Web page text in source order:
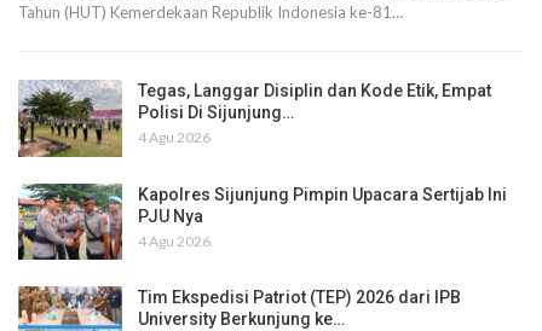
Tahun (HUT) Kemerdekaan Republik Indonesia ke-81…
Tegas, Langgar Disiplin dan Kode Etik, Empat
Polisi Di Sijunjung…
4 Agu 2026
Kapolres Sijunjung Pimpin Upacara Sertijab Ini
PJU Nya
4 Agu 2026
Tim Ekspedisi Patriot (TEP) 2026 dari IPB
University Berkunjung ke…